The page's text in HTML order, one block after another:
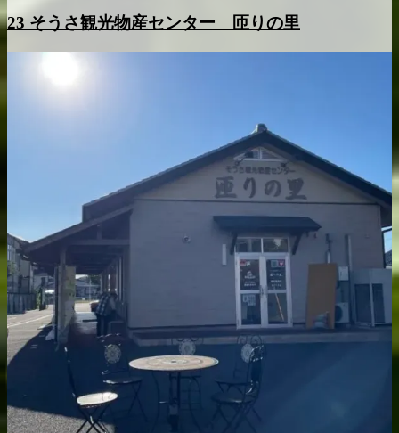
23 そうさ観光物産センター 匝りの里